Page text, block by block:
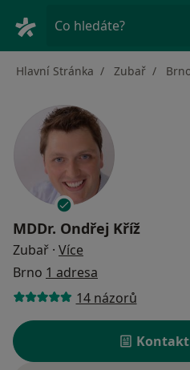
Co hledáte?
Hlavní Stránka Zubař
MDDr. Ondřej Kříž
Zubař · Více
Brno 1 adresa
14 názorů